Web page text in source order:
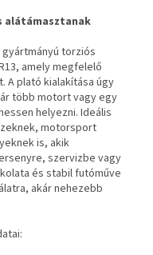
alátámasztanak
torziós
amely megfelelő
plató kialakítása úgy
több motort vagy egy
helyezni. Ideális
motorsport
is, akik
szervizbe vagy
és stabil futóműve
akár nehezebb